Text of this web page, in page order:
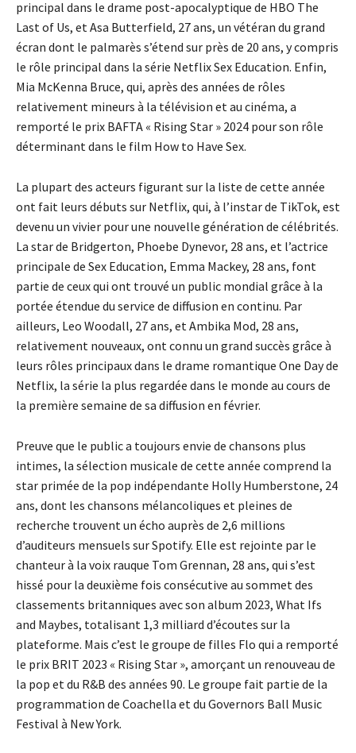
principal dans le drame post-apocalyptique de HBO The
Last of Us, et Asa Butterfield, 27 ans, un vétéran du grand
écran dont le palmarès s’étend sur près de 20 ans, y compris
le rôle principal dans la série Netflix Sex Education. Enfin,
Mia McKenna Bruce, qui, après des années de rôles
relativement mineurs à la télévision et au cinéma, a
remporté le prix BAFTA « Rising Star » 2024 pour son rôle
déterminant dans le film How to Have Sex.
La plupart des acteurs figurant sur la liste de cette année
ont fait leurs débuts sur Netflix, qui, à l’instar de TikTok, est
devenu un vivier pour une nouvelle génération de célébrités.
La star de Bridgerton, Phoebe Dynevor, 28 ans, et l’actrice
principale de Sex Education, Emma Mackey, 28 ans, font
partie de ceux qui ont trouvé un public mondial grâce à la
portée étendue du service de diffusion en continu. Par
ailleurs, Leo Woodall, 27 ans, et Ambika Mod, 28 ans,
relativement nouveaux, ont connu un grand succès grâce à
leurs rôles principaux dans le drame romantique One Day de
Netflix, la série la plus regardée dans le monde au cours de
la première semaine de sa diffusion en février.
Preuve que le public a toujours envie de chansons plus
intimes, la sélection musicale de cette année comprend la
star primée de la pop indépendante Holly Humberstone, 24
ans, dont les chansons mélancoliques et pleines de
recherche trouvent un écho auprès de 2,6 millions
d’auditeurs mensuels sur Spotify. Elle est rejointe par le
chanteur à la voix rauque Tom Grennan, 28 ans, qui s’est
hissé pour la deuxième fois consécutive au sommet des
classements britanniques avec son album 2023, What Ifs
and Maybes, totalisant 1,3 milliard d’écoutes sur la
plateforme. Mais c’est le groupe de filles Flo qui a remporté
le prix BRIT 2023 « Rising Star », amorçant un renouveau de
la pop et du R&B des années 90. Le groupe fait partie de la
programmation de Coachella et du Governors Ball Music
Festival à New York.